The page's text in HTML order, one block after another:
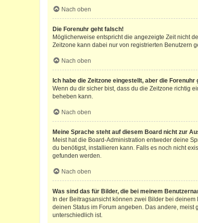
Nach oben
Die Forenuhr geht falsch!
Möglicherweise entspricht die angezeigte Zeit nicht
Zeitzone kann dabei nur von registrierten Benutzern
Nach oben
Ich habe die Zeitzone eingestellt, aber die
Wenn du dir sicher bist, dass du die Zeitzone richtig
beheben kann.
Nach oben
Meine Sprache steht auf diesem Board nicht zur
Meist hat die Board-Administration entweder deine
du benötigst, installieren kann. Falls es noch nicht
gefunden werden.
Nach oben
Was sind das für Bilder, die bei meinem
In der Beitragsansicht können zwei Bilder bei
deinen Status im Forum angeben. Das andere,
unterschiedlich ist.